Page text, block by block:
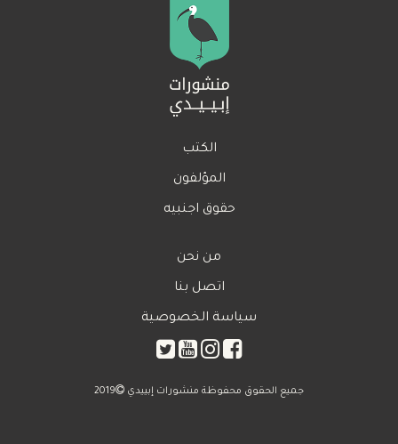
الكتب
المؤلفون
حقوق اجنبيه
من نحن
اتصل بنا
سياسة الخصوصية
جميع الحقوق محفوظة منشورات إبييدي 2019